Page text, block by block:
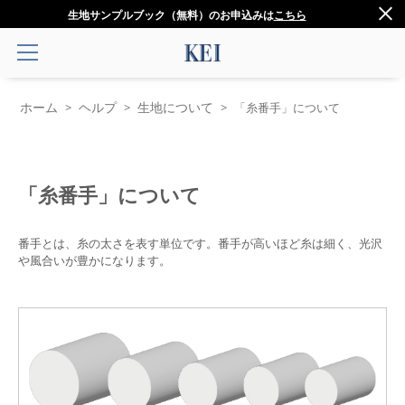
生地サンプルブック（無料）のお申込みはこちら
ホーム > ヘルプ > 生地について > 「糸番手」について
「糸番手」について
番手とは、糸の太さを表す単位です。番手が高いほど糸は細く、光沢
や風合いが豊かになります。